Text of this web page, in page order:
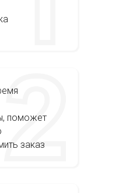
поможет
заказ